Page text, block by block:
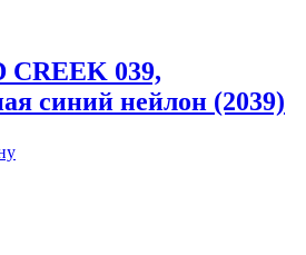
039,
синий нейлон (2039)